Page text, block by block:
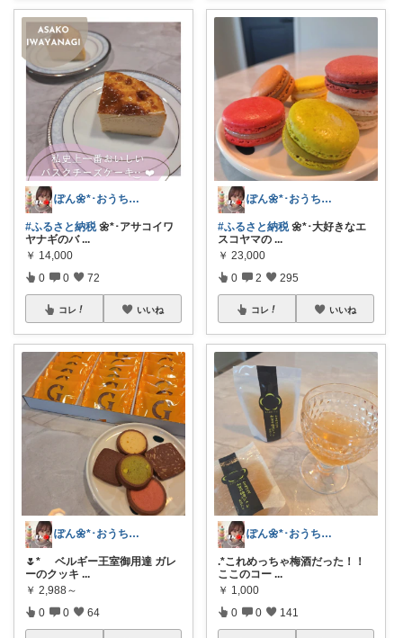
ぽん🌼*･おうちカフェꕤ︎︎·͜·☕
#ふるさと納税🌼*･アサコイワ
ヤナギのバ ...
￥ 14,000
0 0 72
コレ いいね
ぽん🌼*･おうちカフェꕤ︎︎·͜·☕
🌷* ゚ベルギー王室御用達 ガレ
ーのクッキ ...
￥ 2,988～
0 0 64
ぽん🌼*･おうちカフェꕤ︎︎·͜·☕
#ふるさと納税🌼*･大好きなエ
スコヤマの ...
￥ 23,000
0 2 295
コレ いいね
ぽん🌼*･おうちカフェꕤ︎︎·͜·☕
.*これめっちゃ梅酒だった！！
ここのコー ...
￥ 1,000
0 0 141